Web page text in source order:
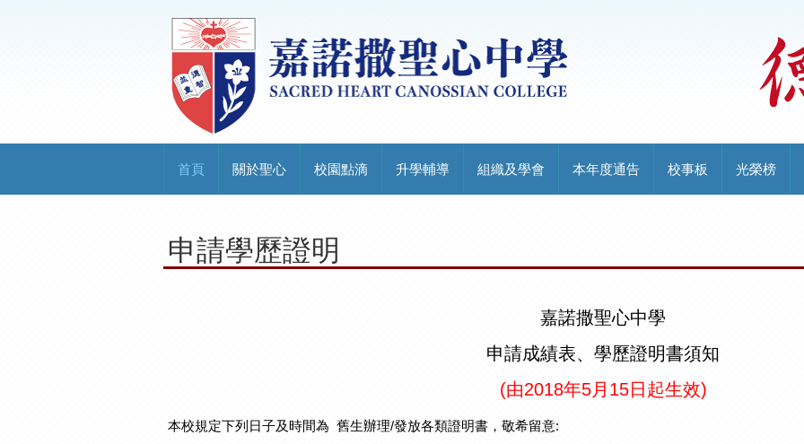
首頁 關於聖心 校園點滴 升學輔導 組織及學會 本年度通告 校事板 光榮榜
申請學歷證明
嘉諾撒聖心中學
申請成績表、學歷證明書須知
(由2018年5月15日起生效)
本校規定下列日子及時間為 舊生辦理/發放各類證明書，敬希留意: